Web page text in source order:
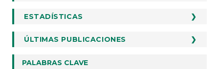
Redib
EconLit
Envios
Formato De Originalidad Y Derechos
ESTADÍSTICOS
ESTADÍSTICAS
Lo Más Citado
ÚLTIMAS PUBLICACIONES
PALABRAS CLAVE